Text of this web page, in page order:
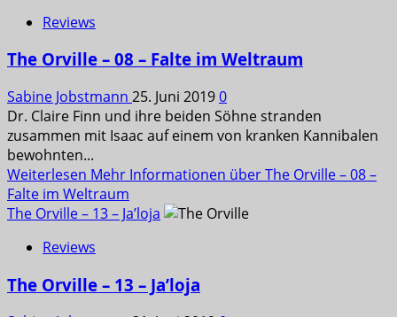
Reviews
The Orville – 08 – Falte im Weltraum
Sabine Jobstmann 25. Juni 20190
Dr. Claire Finn und ihre beiden Söhne stranden
zusammen mit Isaac auf einem von kranken Kannibalen
bewohnten...
Weiterlesen Mehr Informationen über The Orville – 08 –
Falte im Weltraum
The Orville – 13 – Ja’loja
Reviews
The Orville – 13 – Ja’loja